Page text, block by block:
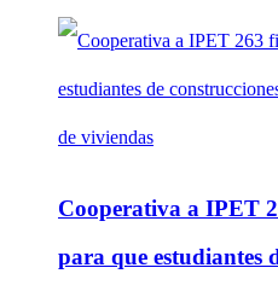
Cooperativa a IPET
para que estudiantes